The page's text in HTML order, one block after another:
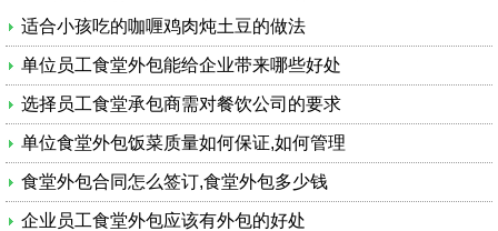
适合小孩吃的咖喱鸡肉炖土豆的做法
单位员工食堂外包能给企业带来哪些好处
选择员工食堂承包商需对餐饮公司的要求
单位食堂外包饭菜质量如何保证,如何管理
食堂外包合同怎么签订,食堂外包多少钱
企业员工食堂外包应该有外包的好处